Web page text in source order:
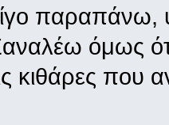
παραπάνω,
όμως
κιθάρες που